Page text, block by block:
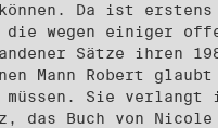
Da ist erstens
die wegen einiger
Sätze ihren
Mann Robert
müssen. Sie verlangt
das Buch von Nicole